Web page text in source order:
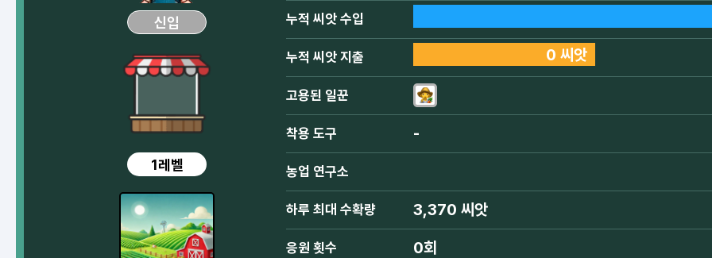
신입
1레벨
누적 씨앗 수입
누적 씨앗 지출 0 씨앗
고용된 일꾼
착용 도구 -
농업 연구소
하루 최대 수확량 3,370 씨앗
응원 횟수 0회